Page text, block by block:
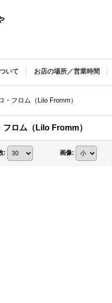
いて お店の場所／営業時間
・フロム（Lilo Fromm）
フロム（Lilo Fromm）
: 画像: